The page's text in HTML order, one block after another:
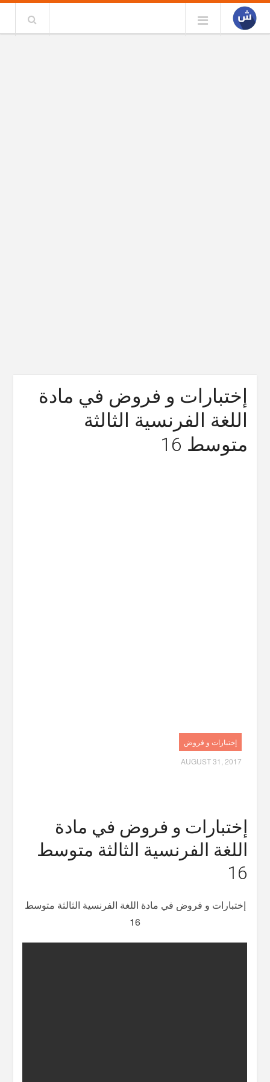
إختبارات و فروض في مادة
اللغة الفرنسية الثالثة
متوسط 16
إختبارات و فروض
AUGUST 31, 2017
إختبارات و فروض في مادة
اللغة الفرنسية الثالثة متوسط
16
إختبارات و فروض في مادة اللغة الفرنسية الثالثة متوسط
16